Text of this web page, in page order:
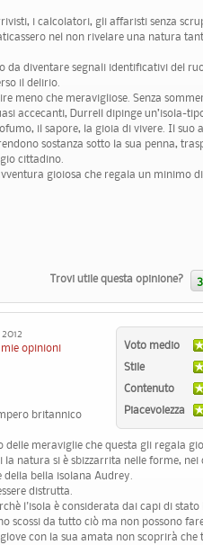
i calcolatori, gli affaristi senza
nel non rivelare una natura
da diventare segnali identificativi del
il delirio.
meno che meravigliose. Senza
accecanti, Durrell dipinge un’isola-
il sapore, la gioia di vivere. Il suo
sostanza sotto la sua penna,
cittadino.
gioiosa che regala un minimo
Trovi utile questa opinione? 3
Voto medio
Stile
Contenuto
Piacevolezza
opinioni
britannico
meraviglie che questa gli regala
natura si è sbizzarrita nelle forme,
bella isolana Audrey.
distrutta.
l'isola è considerata dai capi di
scossi da tutto ciò ma non possono
con la sua amata non scoprirà